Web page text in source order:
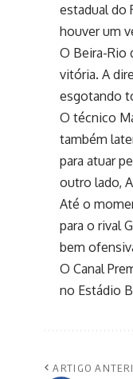
estadual do
houver um
O Beira-Rio
vitória. A
esgotando
O técnico
também
para atuar
outro lado,
Até o
para o rival
bem
O Canal
no Estádio
ARTIGO